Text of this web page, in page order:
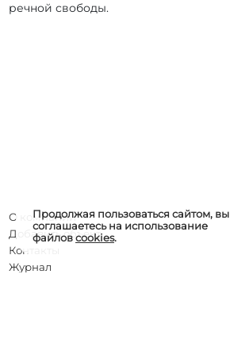
речной свободы.
Продолжая пользоваться сайтом, вы
соглашаетесь на использование
файловcookies.
О компании
Добавить объект
Контакты
Журнал